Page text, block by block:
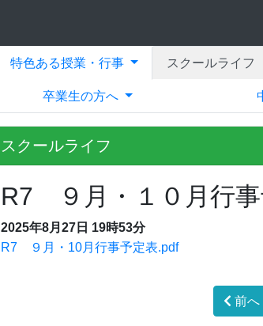
特色ある授業・行事 スクールライフ
卒業生の方へ
スクールライフ
R7 ９月・１０月行
2025年8月27日 19時53分
R7 ９月・10月行事予定表.pdf
前へ